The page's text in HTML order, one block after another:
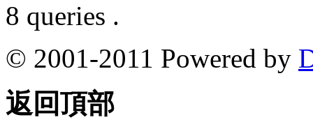
8 queries .
© 2001-2011 Powered by
返回頂部